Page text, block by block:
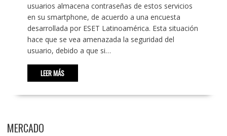
usuarios almacena contraseñas de estos servicios
en su smartphone, de acuerdo a una encuesta
desarrollada por ESET Latinoamérica. Esta situación
hace que se vea amenazada la seguridad del
usuario, debido a que si…
LEER MÁS
MERCADO